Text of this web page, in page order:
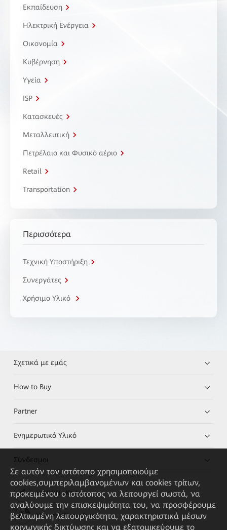
Εκπαίδευση
Ηλεκτρική Ενέργεια
Οικονομία
Κυβέρνηση
Υγεία
ISP
Κατασκευές
Μεταλλευτική
Πετρέλαιο και Φυσικό αέριο
Retail
Transportation
Περισσότερα
Τεχνική Υποστήριξη
Συνεργάτες
Χρήσιμο Υλικό
Σχετικά με εμάς
How to Buy
Partner
Ενημερωτικό Υλικό
Σύνδεσμοι
HUAWEI eKit App
Huawei HiKnow App
Σε αυτόν τον ιστότοπο χρησιμοποιούμε
cookies,συμπεριλαμβανομένων και cookies τρίτων,
προκειμένου ο ιστότοπος να λειτουργεί σωστά, να
αναλύουμε την επισκεψιμότητα του, να προσφέρουμε
βελτιωμένη λειτουργικότητα, χαρακτηριστικά μέσων
κοινωνικής δικτύωσης και να εξατομικεύουμε το